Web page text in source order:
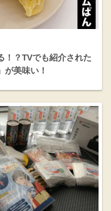
！？TVでも紹介された
が美味い！